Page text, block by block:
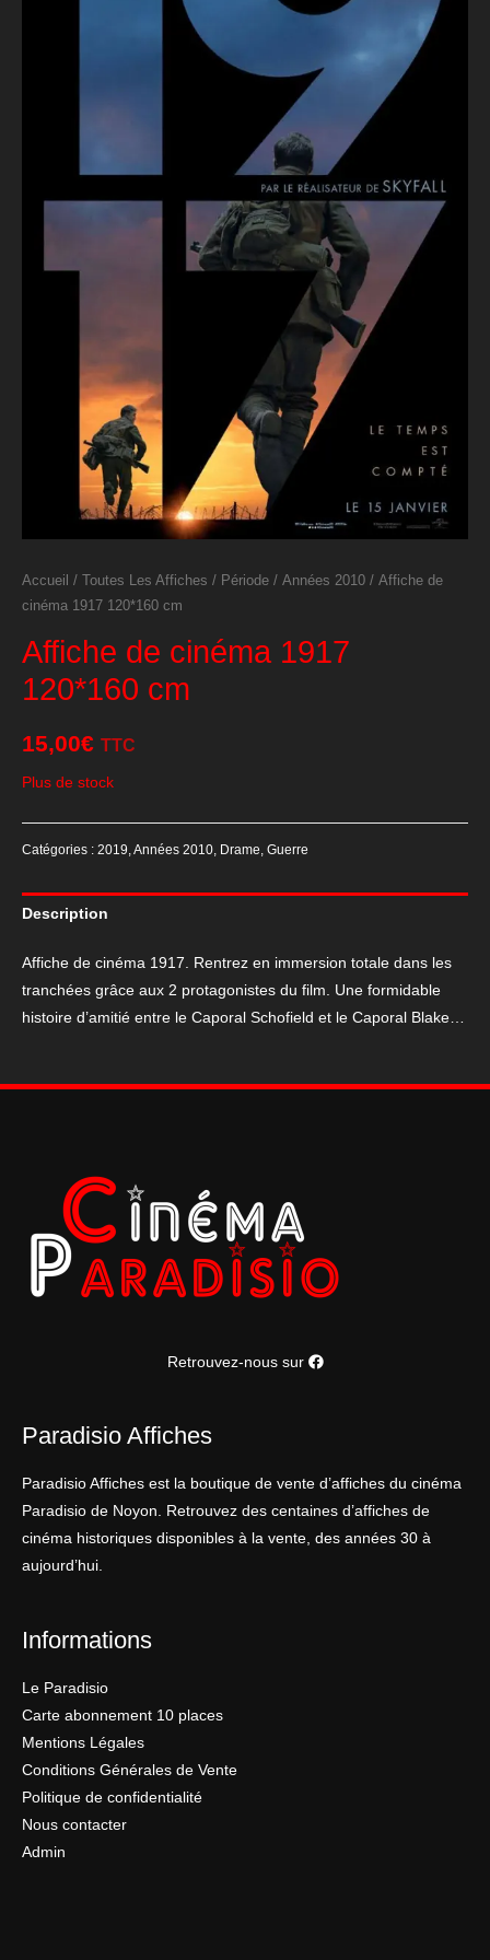
Accueil / Toutes Les Affiches / Période / Années 2010 / Affiche de
cinéma 1917 120*160 cm
Affiche de cinéma 1917
120*160 cm
15,00€ TTC
Plus de stock
Catégories : 2019 Années 2010 Drame Guerre
Description
Affiche de cinéma 1917. Rentrez en immersion totale dans les
tranchées grâce aux 2 protagonistes du film. Une formidable
histoire d’amitié entre le Caporal Schofield et le Caporal Blake…
Retrouvez-nous sur
Paradisio Affiches
Paradisio Affiches est la boutique de vente d’affiches du cinéma
Paradisio de Noyon. Retrouvez des centaines d’affiches de
cinéma historiques disponibles à la vente, des années 30 à
aujourd’hui.
Informations
Le Paradisio
Carte abonnement 10 places
Mentions Légales
Conditions Générales de Vente
Politique de confidentialité
Nous contacter
Admin